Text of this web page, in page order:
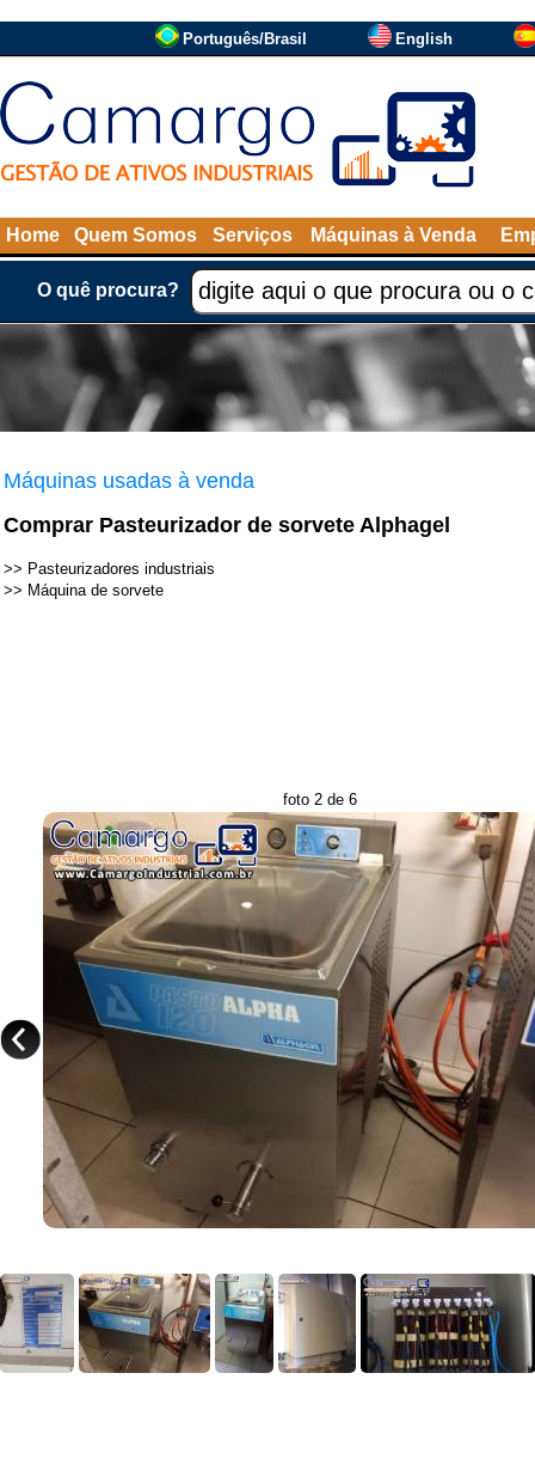
Português/Brasil English
Home Quem Somos Serviços Máquinas à Venda
O quê procura?
Máquinas usadas à venda
Comprar Pasteurizador de sorvete Alphagel
>> Pasteurizadores industriais
>> Máquina de sorvete
foto 2 de 6